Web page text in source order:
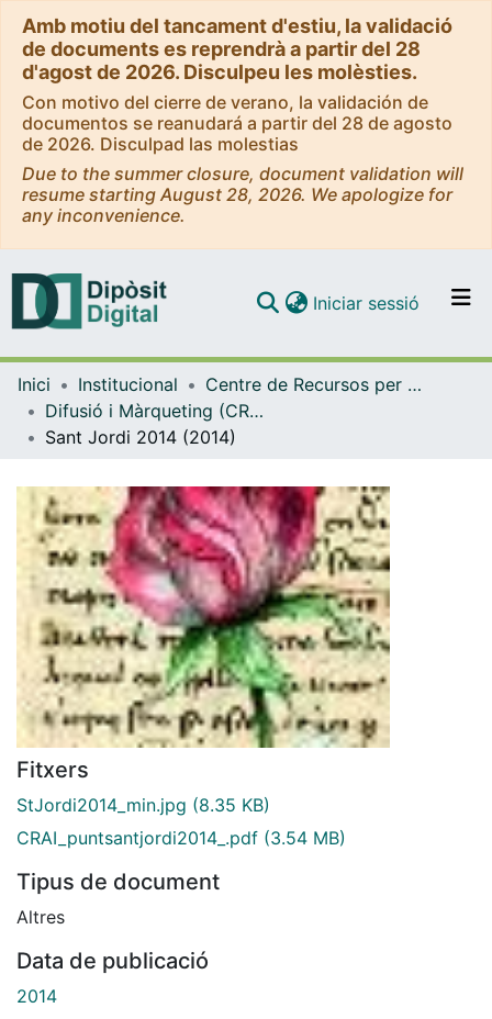
Amb motiu del tancament d'estiu, la validació
de documents es reprendrà a partir del 28
d'agost de 2026. Disculpeu les molèsties.
Con motivo del cierre de verano, la validación de
documentos se reanudará a partir del 28 de agosto
de 2026. Disculpad las molestias
Due to the summer closure, document validation will
resume starting August 28, 2026. We apologize for
any inconvenience.
Navega per tot el DD
Com publicar
Iniciar sessió (current)
Inici Institucional
Centre de Recursos per a l'Aprenentatge i la Investigació (CRAI-UB) - Institucional
Difusió i Màrqueting (CRAI-UB)
Sant Jordi 2014 (2014)
Fitxers
StJordi2014_min.jpg (8.35 KB)
CRAI_puntsantjordi2014_.pdf (3.54 MB)
Tipus de document
Altres
Data de publicació
2014